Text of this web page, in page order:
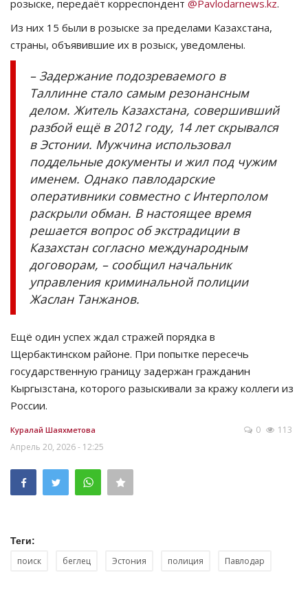
Язык
розыске, передаёт корреспондент @Pavlodarnews.kz.
Из них 15 были в розыске за пределами Казахстана,
страны, объявившие их в розыск, уведомлены.
– Задержание подозреваемого в
Таллинне стало самым резонансным
делом. Житель Казахстана, совершивший
разбой ещё в 2012 году, 14 лет скрывался
в Эстонии. Мужчина использовал
поддельные документы и жил под чужим
именем. Однако павлодарские
оперативники совместно с Интерполом
раскрыли обман. В настоящее время
решается вопрос об экстрадиции в
Казахстан согласно международным
договорам, – сообщил начальник
управления криминальной полиции
Жаслан Танжанов.
Ещё один успех ждал стражей порядка в
Щербактинском районе. При попытке пересечь
государственную границу задержан гражданин
Кыргызстана, которого разыскивали за кражу коллеги из
России.
Куралай Шаяхметова
Апрель 20, 2026 - 12:25
0 113
Теги:
поиск беглец Эстония полиция Павлодар